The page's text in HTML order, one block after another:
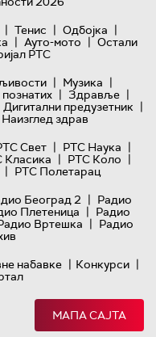
| Тенис | Одбојка |
| Ауто-мото | Остали
РТС
| Музика |
| Здравље |
Дигитални предузетник |
Наизглед здрав
Свет | РТС Наука |
Класика | РТС Коло |
| РТС Полетарац
Београд 2 | Радио
Плетеница | Радио
Вртешка | Радио
набавке | Конкурси |
МАПА САЈТА